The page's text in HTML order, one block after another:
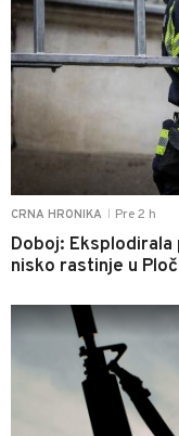
CRNA HRONIKA Pre 2 h
Doboj: Eksplodirala
nisko rastinje u